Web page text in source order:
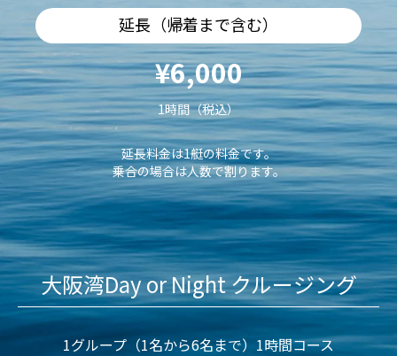
延長（帰着まで含む）
¥6,000
1時間（税込）
延長料金は1艇の料金です。
乗合の場合は人数で割ります。
大阪湾Day or Night クルージング
1グループ（1名から6名まで）1時間コース